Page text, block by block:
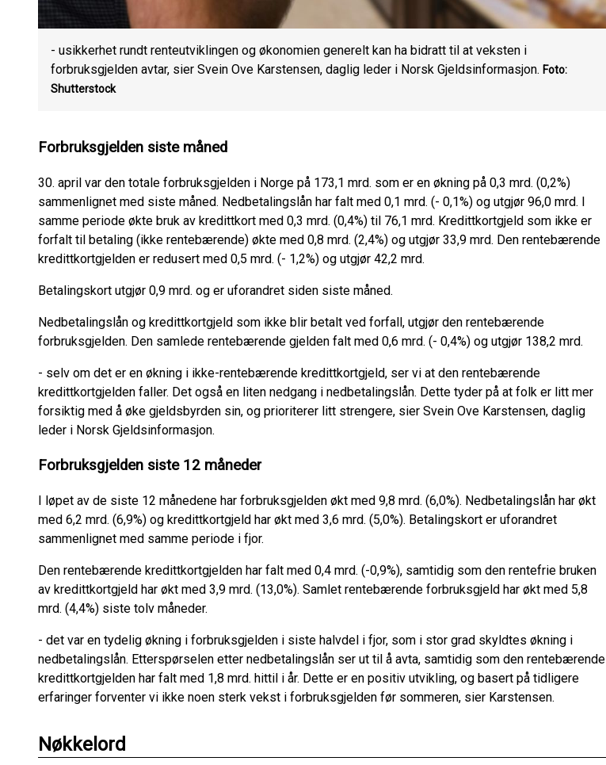
- usikkerhet rundt renteutviklingen og økonomien generelt kan ha bidratt til at veksten i
forbruksgjelden avtar, sier Svein Ove Karstensen, daglig leder i Norsk Gjeldsinformasjon. Foto:
Shutterstock
Forbruksgjelden siste måned
30. april var den totale forbruksgjelden i Norge på 173,1 mrd. som er en økning på 0,3 mrd. (0,2%)
sammenlignet med siste måned. Nedbetalingslån har falt med 0,1 mrd. (- 0,1%) og utgjør 96,0 mrd. I
samme periode økte bruk av kredittkort med 0,3 mrd. (0,4%) til 76,1 mrd. Kredittkortgjeld som ikke er
forfalt til betaling (ikke rentebærende) økte med 0,8 mrd. (2,4%) og utgjør 33,9 mrd. Den rentebærende
kredittkortgjelden er redusert med 0,5 mrd. (- 1,2%) og utgjør 42,2 mrd.
Betalingskort utgjør 0,9 mrd. og er uforandret siden siste måned.
Nedbetalingslån og kredittkortgjeld som ikke blir betalt ved forfall, utgjør den rentebærende
forbruksgjelden. Den samlede rentebærende gjelden falt med 0,6 mrd. (- 0,4%) og utgjør 138,2 mrd.
- selv om det er en økning i ikke-rentebærende kredittkortgjeld, ser vi at den rentebærende
kredittkortgjelden faller. Det også en liten nedgang i nedbetalingslån. Dette tyder på at folk er litt mer
forsiktig med å øke gjeldsbyrden sin, og prioriterer litt strengere, sier Svein Ove Karstensen, daglig
leder i Norsk Gjeldsinformasjon.
Forbruksgjelden siste 12 måneder
I løpet av de siste 12 månedene har forbruksgjelden økt med 9,8 mrd. (6,0%). Nedbetalingslån har økt
med 6,2 mrd. (6,9%) og kredittkortgjeld har økt med 3,6 mrd. (5,0%). Betalingskort er uforandret
sammenlignet med samme periode i fjor.
Den rentebærende kredittkortgjelden har falt med 0,4 mrd. (-0,9%), samtidig som den rentefrie bruken
av kredittkortgjeld har økt med 3,9 mrd. (13,0%). Samlet rentebærende forbruksgjeld har økt med 5,8
mrd. (4,4%) siste tolv måneder.
- det var en tydelig økning i forbruksgjelden i siste halvdel i fjor, som i stor grad skyldtes økning i
nedbetalingslån. Etterspørselen etter nedbetalingslån ser ut til å avta, samtidig som den rentebærende
kredittkortgjelden har falt med 1,8 mrd. hittil i år. Dette er en positiv utvikling, og basert på tidligere
erfaringer forventer vi ikke noen sterk vekst i forbruksgjelden før sommeren, sier Karstensen.
Nøkkelord